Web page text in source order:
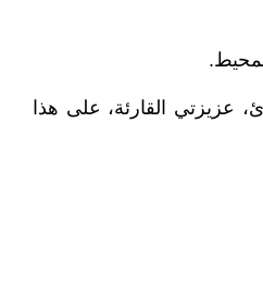
عزيزتي القارئة، على هذا